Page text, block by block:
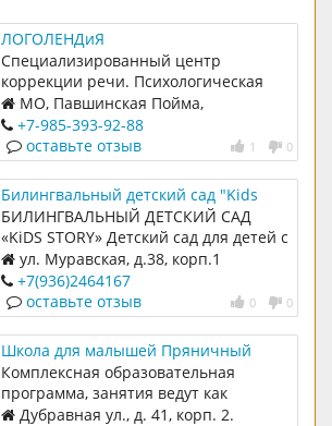
ЛОГОЛЕНДиЯ
Специализированный центр
коррекции речи. Психологическая
диагностика, диагностика уровня
развития и подготовки к школе
МО, Павшинская Пойма,
Красногорский бульвар, д.13к1, (вход
со стороны бульвара)
+7-985-393-92-88
1 0
оставьте отзыв
Билингвальный детский сад "Kids
story"
БИЛИНГВАЛЬНЫЙ ДЕТСКИЙ САД
«KiDS STORY» Детский сад для детей с
1,2 до 7 лет. Развивающие студии,
кружки, секции, мастер-классы,
спектакли, шоу с 8 мес. до 15 лет
ул. Муравская, д.38, корп.1
+7(936)2464167
0 0
оставьте отзыв
Школа для малышей Пряничный
домик
Комплексная образовательная
программа, занятия ведут как
воспитатели, так и
Дубравная ул., д. 41, корп. 2.